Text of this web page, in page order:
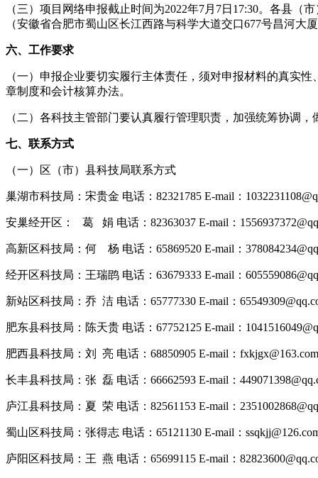
（三）项目网络申报截止时间为2022年7月7日17:30。各县
（安徽省合肥市蜀山区长江西路与科学大道交口677号昌河大
六、工作要求
（一）申报企业要切实履行主体责任，须对申报材料的真实
章制度和会计核算办法。
（二）各科技主管部门要认真履行管理职责，加强统筹协调
七、联系方式
（一）区（市）县科技局联系方式
巢湖市科技局：宋贵金 电话：82321785 E-mail：
安巢经开区： 葛 娟 电话：82363037 E-mail：
高新区科技局：何 杨 电话：65869520 E-mail：
经开区科技局：王瑞鹍 电话：63679333 E-mail：
新站区科技局：乔 洁 电话：65777330 E-mail：
肥东县科技局：陈天贵 电话：67752125 E-mail：
肥西县科技局：刘 亮 电话：68850905 E-mail：fxkjgx@163.com
长丰县科技局：张 磊 电话：66662593 E-mail：
庐江县科技局：夏 荣 电话：82561153 E-mail：
蜀山区科技局：张得志 电话：65121130 E-mail：
庐阳区科技局：王 燕 电话：65699115 E-mail：